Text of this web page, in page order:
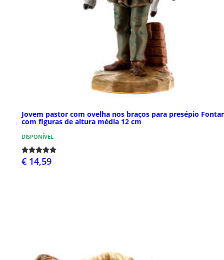
Jovem pastor com ovelha nos braços para presépio
com figuras de altura média 12 cm
DISPONÍVEL
€ 14,59